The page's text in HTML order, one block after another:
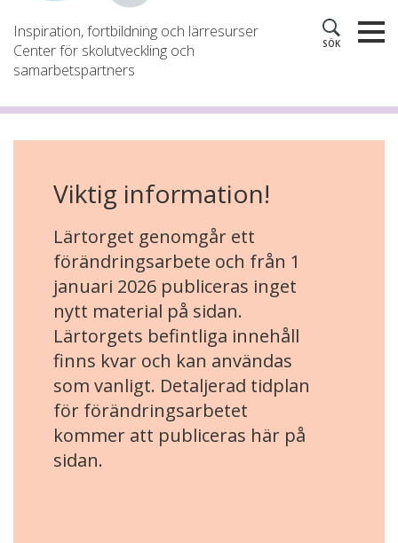
Inspiration, fortbildning och lärresurser
Center för skolutveckling och
samarbetspartners
SÖK
Viktig information!
Lärtorget genomgår ett
förändringsarbete och från 1
januari 2026 publiceras inget
nytt material på sidan.
Lärtorgets befintliga innehåll
finns kvar och kan användas
som vanligt. Detaljerad tidplan
för förändringsarbetet
kommer att publiceras här på
sidan.